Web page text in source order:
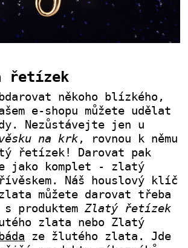
řetízek
někoho blízkého,
e-shopu můžete udělat
Nezůstávejte jen u
na krk, rovnou k němu
řetízek! Darovat pak
jako komplet - zlatý
Náš houslový klíč
můžete darovat třeba
s produktemZlatý řetízek
zlata nebo Zlatý
ze žlutého zlata. Jde